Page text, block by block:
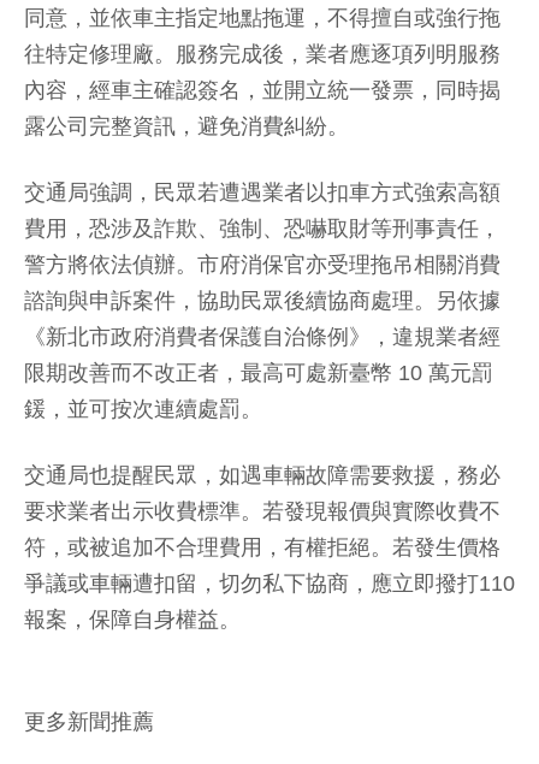
同意，並依車主指定地點拖運，不得擅自或強行拖
往特定修理廠。服務完成後，業者應逐項列明服務
內容，經車主確認簽名，並開立統一發票，同時揭
露公司完整資訊，避免消費糾紛。
交通局強調，民眾若遭遇業者以扣車方式強索高額
費用，恐涉及詐欺、強制、恐嚇取財等刑事責任，
警方將依法偵辦。市府消保官亦受理拖吊相關消費
諮詢與申訴案件，協助民眾後續協商處理。另依據
《新北市政府消費者保護自治條例》，違規業者經
限期改善而不改正者，最高可處新臺幣 10 萬元罰
鍰，並可按次連續處罰。
交通局也提醒民眾，如遇車輛故障需要救援，務必
要求業者出示收費標準。若發現報價與實際收費不
符，或被追加不合理費用，有權拒絕。若發生價格
爭議或車輛遭扣留，切勿私下協商，應立即撥打110
報案，保障自身權益。
更多新聞推薦